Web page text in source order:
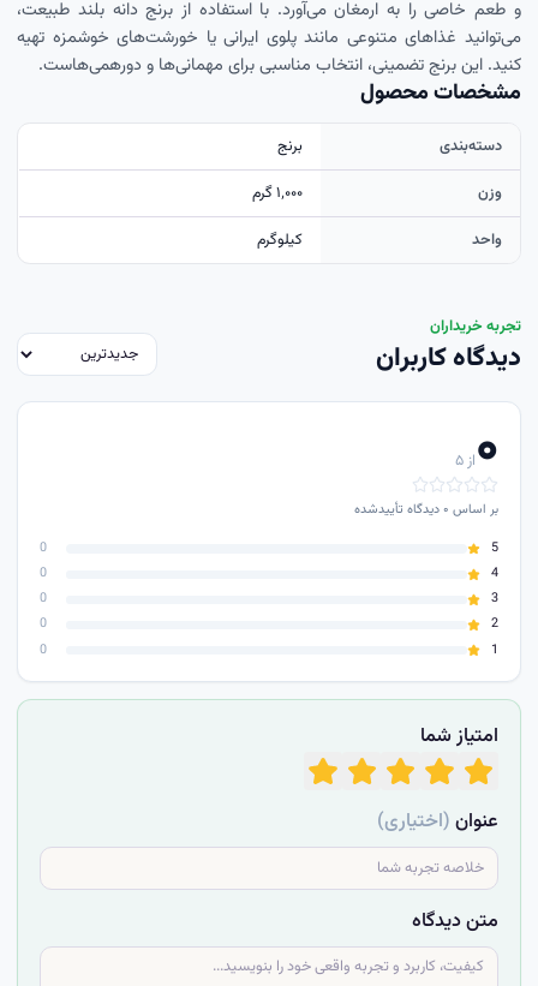
و طعم خاصی را به ارمغان می‌آورد. با استفاده از برنج دانه بلند طبیعت،
می‌توانید غذاهای متنوعی مانند پلوی ایرانی یا خورشت‌های خوشمزه تهیه
کنید. این برنج تضمینی، انتخاب مناسبی برای مهمانی‌ها و دورهمی‌هاست.
مشخصات محصول
دسته‌بندی
برنج
وزن
۱٬۰۰۰ گرم
واحد
کيلوگرم
تجربه خریداران
دیدگاه کاربران
۰از ۵
بر اساس ۰دیدگاه تأییدشده
5
0
4
0
3
0
2
0
1
0
امتیاز شما
عنوان(اختیاری)
متن دیدگاه